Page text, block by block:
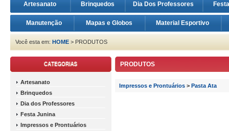
Artesanato Brinquedos Dia Dos Professores
Manutenção Mapas e Globos Material Esportivo
Você esta em: HOME > PRODUTOS
Artesanato
Brinquedos
Dia dos Professores
Festa Junina
Impressos e Prontuários
PRODUTOS
Impressos e Prontuários > Pasta Ata